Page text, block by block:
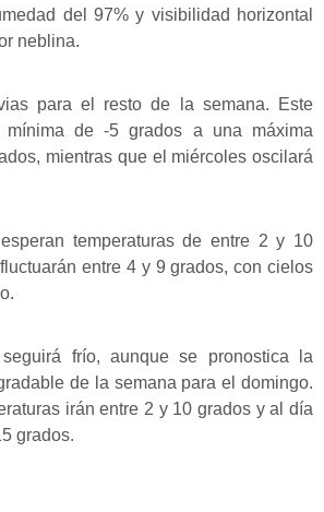
del 97% y visibilidad horizontal
neblina.
para el resto de la semana. Este
de -5 grados a una máxima
mientras que el miércoles oscilará
temperaturas de entre 2 y 10
entre 4 y 9 grados, con cielos
frío, aunque se pronostica la
de la semana para el domingo.
irán entre 2 y 10 grados y al día
grados.